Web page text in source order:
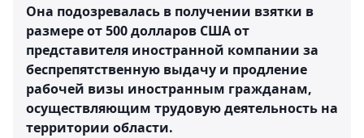
Она подозревалась в получении взятки в
размере от 500 долларов США от
представителя иностранной компании за
беспрепятственную выдачу и продление
рабочей визы иностранным гражданам,
осуществляющим трудовую деятельность на
территории области.